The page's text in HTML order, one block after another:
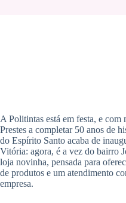
A Politintas está em festa, e
Prestes a completar 50 anos de
do Espírito Santo acaba de
Vitória: agora, é a vez do bairro
loja novinha, pensada para
de produtos e um atendimento
empresa.